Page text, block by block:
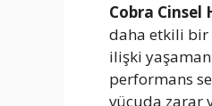
Cobra Cinsel
daha etkili bir
ilişki
performans
vücuda zarar